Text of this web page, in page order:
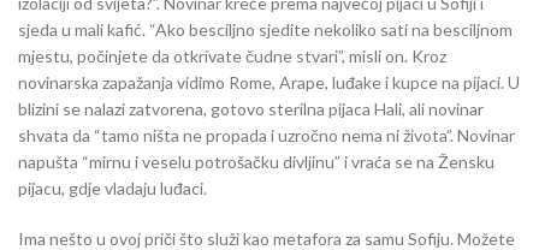
sjeda u mali kafić. “Ako besciljno sjedite nekoliko sati na besciljnom
mjestu, počinjete da otkrivate čudne stvari”, misli on. Kroz
novinarska zapažanja vidimo Rome, Arape, luđake i kupce na pijaci. U
blizini se nalazi zatvorena, gotovo sterilna pijaca Hali, ali novinar
shvata da “tamo ništa ne propada i uzročno nema ni života”. Novinar
napušta “mirnu i veselu potrošačku divljinu” i vraća se na Žensku
pijacu, gdje vladaju luđaci.
Ima nešto u ovoj priči što služi kao metafora za samu Sofiju. Možete